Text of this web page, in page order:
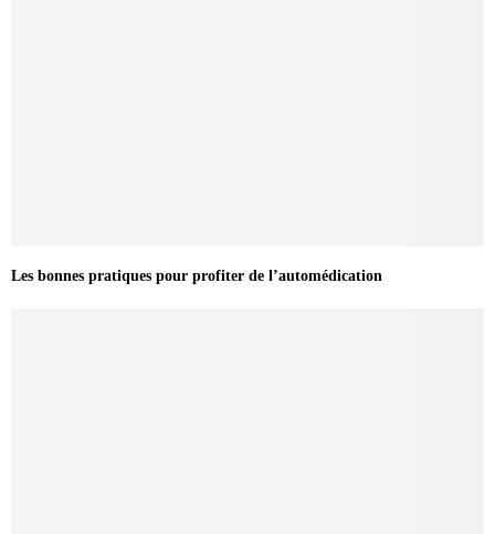
Les bonnes pratiques pour profiter de l’automédication